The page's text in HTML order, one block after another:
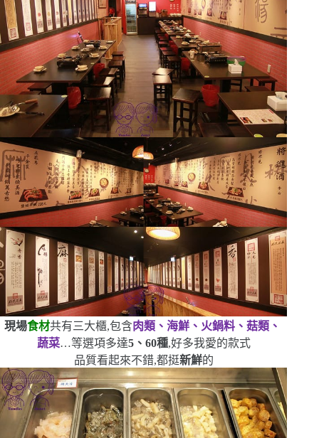
現場食材共有三大櫃,包含肉類、海鮮、火鍋料、菇類、
蔬菜…等選項多達5、 60種,好多我愛的款式
品質看起來不錯,都挺新鮮的